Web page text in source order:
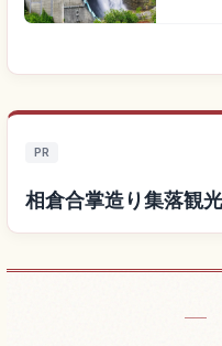
PR
相倉合掌造り集落観
相倉合掌造